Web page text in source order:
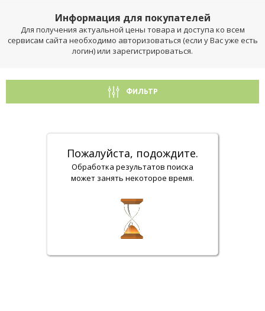
Информация для покупателей
Для получения актуальной цены товара и доступа ко всем
сервисам сайта необходимо авторизоваться (если у Вас уже есть
логин) или зарегистрироваться.
ФИЛЬТР
Пожалуйста, подождите.
Обработка результатов поиска
может занять некоторое время.